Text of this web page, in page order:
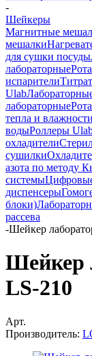
-
Шейкеры
Магнитные
мешалки
для сушки посуды
лабораторные
испарители
Ulab
лабораторные
тепла и влажности
водыРоллеры
охладители
сушилки
азота по методу
системы
диспенсеры
блоки)
рассева
-Шейкер
Шейкер
LS-210
Арт.
Производитель: